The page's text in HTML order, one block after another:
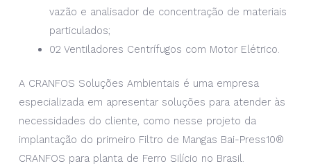
vazão e analisador de concentração de materiais
particulados;
02 Ventiladores Centrífugos com Motor Elétrico.
A CRANFOS Soluções Ambientais é uma empresa
especializada em apresentar soluções para atender às
necessidades do cliente, como nesse projeto da
implantação do primeiro Filtro de Mangas Bai-Press10®
CRANFOS para planta de Ferro Silício no Brasil.